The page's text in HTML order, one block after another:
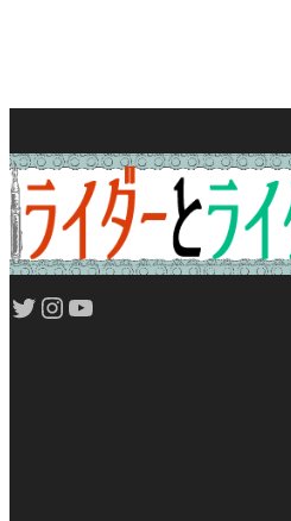
Twitter Instagram YouTube